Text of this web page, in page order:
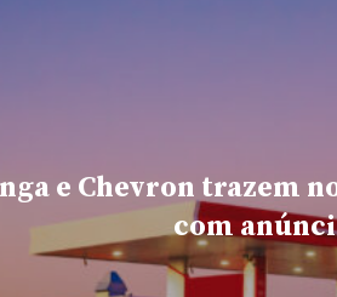
e Chevron trazem
com